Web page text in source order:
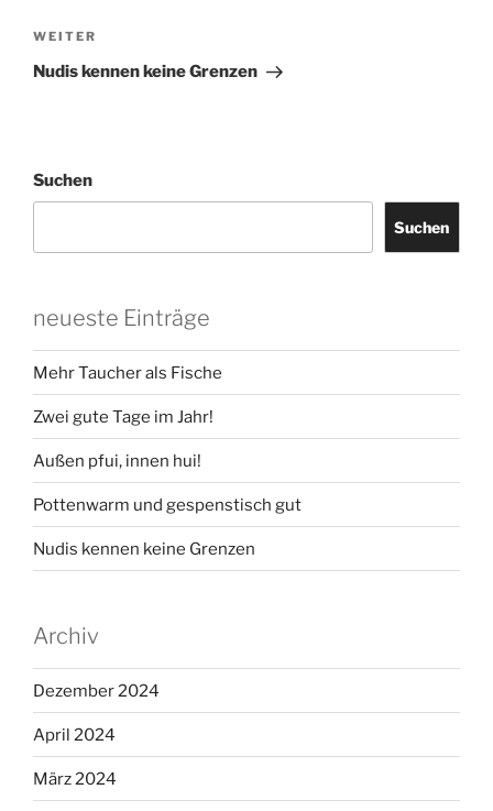
Nächster
Beitrag
WEITER
Nudis kennen keine Grenzen
Suchen
Suchen
neueste Einträge
Mehr Taucher als Fische
Zwei gute Tage im Jahr!
Außen pfui, innen hui!
Pottenwarm und gespenstisch gut
Nudis kennen keine Grenzen
Archiv
Dezember 2024
April 2024
März 2024